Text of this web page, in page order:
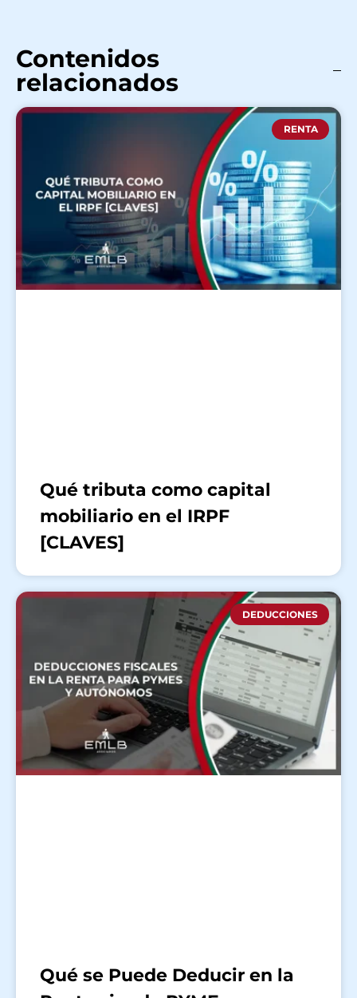
Contenidos
relacionados
RENTA
Qué tributa como capital
mobiliario en el IRPF
[CLAVES]
DEDUCCIONES
Qué se Puede Deducir en la